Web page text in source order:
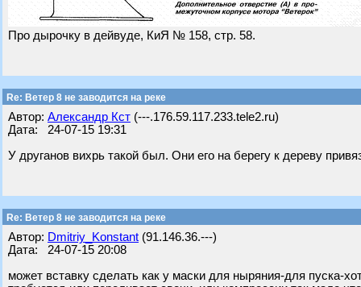
Про дырочку в дейвуде, КиЯ № 158, стр. 58.
Re: Ветер 8 не заводится на реке
Автор: Александр Кст (---.176.59.117.233.tele2.ru)
Дата: 24-07-15 19:31
У друганов вихрь такой был. Они его на берегу к дереву
Re: Ветер 8 не заводится на реке
Автор: Dmitriy_Konstant (91.146.36.---)
Дата: 24-07-15 20:08
может вставку сделать как у маски для ныряния-для пуска-